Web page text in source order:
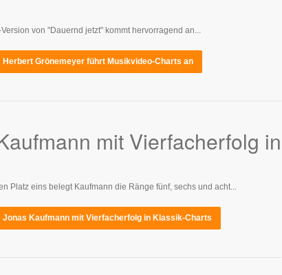
von "Dauernd jetzt" kommt hervorragend an...
Grönemeyer führt Musikvideo-Charts an
mit Vierfacherfolg
Platz eins belegt Kaufmann die Ränge fünf, sechs und acht...
Kaufmann mit Vierfacherfolg in Klassik-Charts